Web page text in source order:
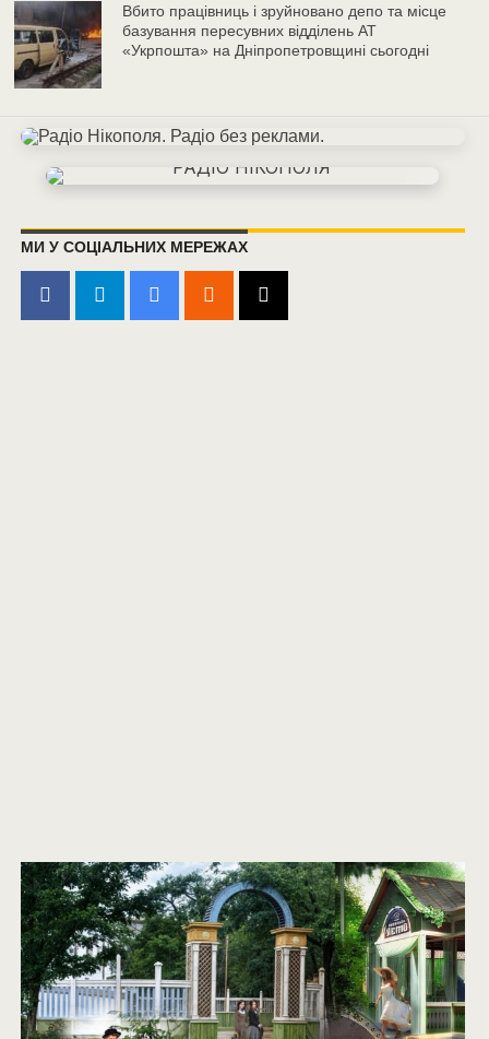
Вбито працівниць і зруйновано депо та місце
базування пересувних відділень АТ
«Укрпошта» на Дніпропетровщині сьогодні
МИ У СОЦІАЛЬНИХ МЕРЕЖАХ